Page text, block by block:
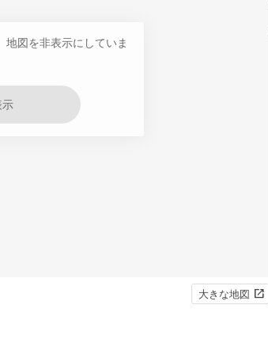
地図を非表示にしていま
示
大きな地図